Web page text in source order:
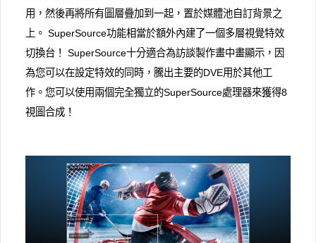
用，然後再將所有圖層疊加到一起，置於媒體池自訂背景之
上。 SuperSource功能相當於額外內建了一個多層視覺特效
切換台！ SuperSource十分適合為訪談製作畫中畫顯示，因
為您可以在設定特效的同時，騰出主要的DVE用於其他工
作。您可以使用兩個完全獨立的SuperSource處理器來獲得8
視圖合成！